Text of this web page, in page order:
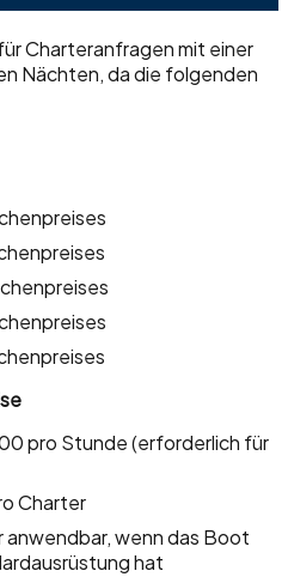
Charteranfragen mit einer
Nächten, da die folgenden
pro Stunde (erforderlich für
Charter
anwendbar, wenn das Boot
hat